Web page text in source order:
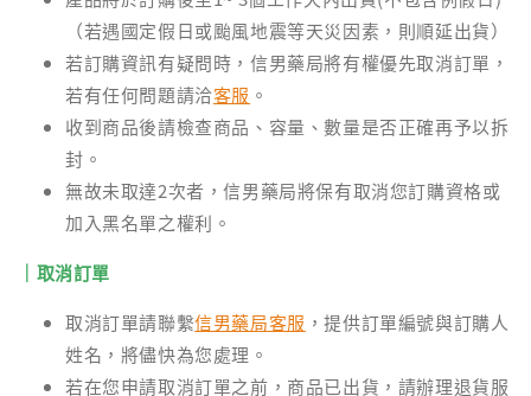
（若遇國定假日或颱風地震等天災因素，則順延出貨）
若訂購資訊有疑問時，信男藥局將有權優先取消訂單，
若有任何問題請洽客服 。
收到商品後請檢查商品、容量、數量是否正確再予以拆
封。
無故未取達2次者，信男藥局將保有取消您訂購資格或
加入黑名單之權利。
｜取消訂單
取消訂單請聯繫信男藥局客服 ，提供訂單編號與訂購人
姓名，將儘快為您處理。
若在您申請取消訂單之前，商品已出貨，請辦理退貨服